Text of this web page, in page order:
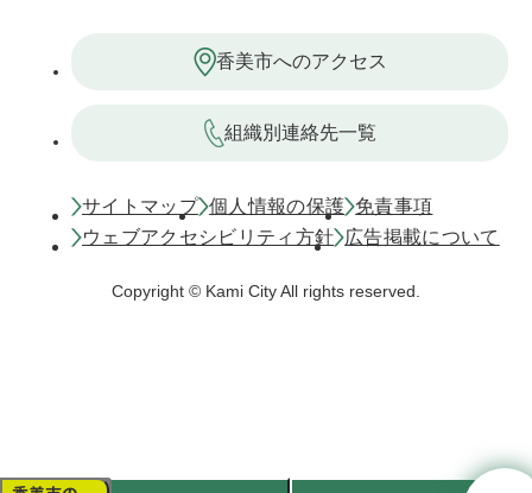
香美市へのアクセス
組織別連絡先一覧
サイトマップ 個人情報の保護 免責事項
ウェブアクセシビリティ方針
広告掲載について
Copyright © Kami City All rights reserved.